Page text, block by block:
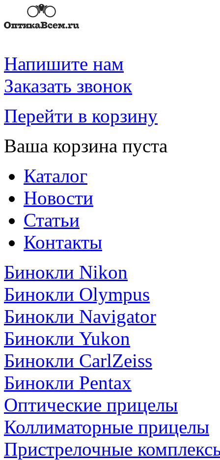
Напишите нам
Заказать звонок
Перейти в корзину
Ваша корзина пуста
Каталог
Новости
Статьи
Контакты
Бинокли Nikon
Бинокли Olympus
Бинокли Navigator
Бинокли Yukon
Бинокли CarlZeiss
Бинокли Pentax
Оптические прицелы
Коллиматорные прицелы
Пристрелочные